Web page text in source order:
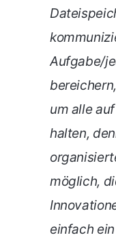
Aufgabe/
um alle
halten,
möglich,
einfach